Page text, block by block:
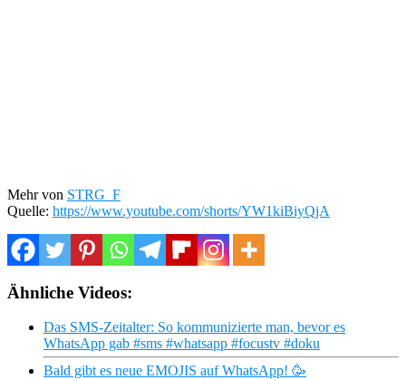
Mehr von STRG_F
Quelle: https://www.youtube.com/shorts/YW1kiBiyQjA
Ähnliche Videos:
Das SMS-Zeitalter: So kommunizierte man, bevor es
WhatsApp gab #sms #whatsapp #focustv #doku
Bald gibt es neue EMOJIS auf WhatsApp! 🥳